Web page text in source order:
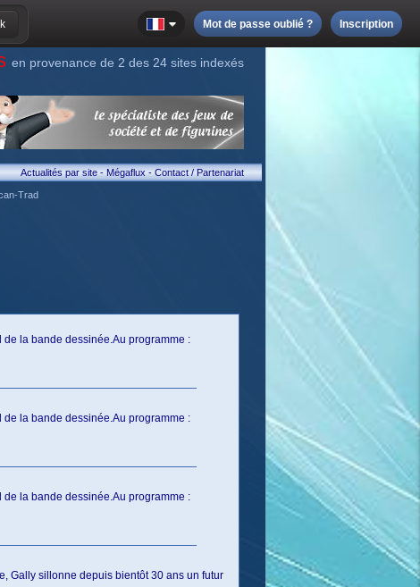
Mot de passe oublié ? Inscription
en provenance de 2 des 24 sites indexés
Actualités par site-Mégaflux-Contact / Partenariat
Trad
la bande dessinée.Au programme :
la bande dessinée.Au programme :
la bande dessinée.Au programme :
Gally sillonne depuis bientôt 30 ans un futur